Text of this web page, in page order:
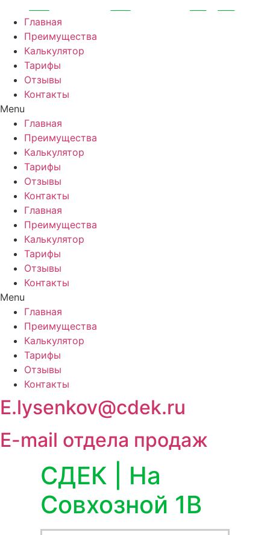
Перейти
содержимому
Главная
Преимущества
Калькулятор
Тарифы
Отзывы
Контакты
Menu
Главная
Преимущества
Калькулятор
Тарифы
Отзывы
Контакты
Главная
Преимущества
Калькулятор
Тарифы
Отзывы
Контакты
Menu
Главная
Преимущества
Калькулятор
Тарифы
Отзывы
Контакты
E.lysenkov@cdek.ru
E-mail отдела продаж
СДЕК | На
Совхозной 1В